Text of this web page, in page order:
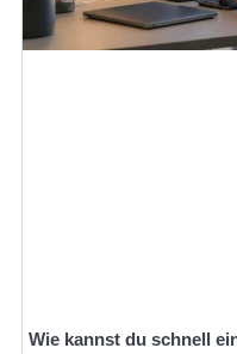
Wie kannst du schnell